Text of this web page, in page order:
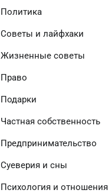
Политика
Советы и лайфхаки
Жизненные советы
Право
Подарки
Частная собственность
Предпринимательство
Суеверия и сны
Психология и отношения